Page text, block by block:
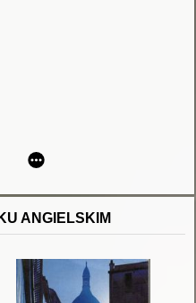
ANGIELSKIM